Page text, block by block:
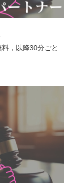
，以降30分ごと